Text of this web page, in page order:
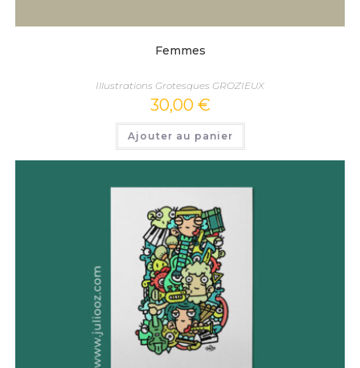
Femmes
Illustrations Grotesques GROZIEUX
30,00 €
Ajouter au panier